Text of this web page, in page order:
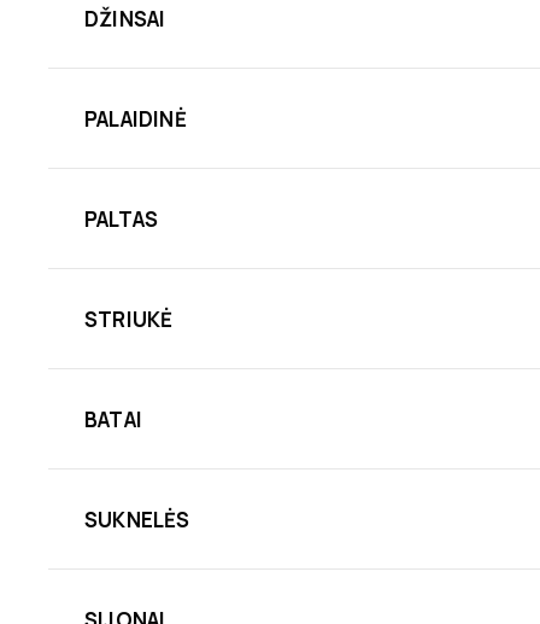
DŽINSAI
PALAIDINĖ
PALTAS
STRIUKĖ
BATAI
SUKNELĖS